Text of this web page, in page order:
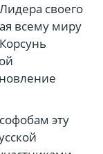
своего
всему миру
эту